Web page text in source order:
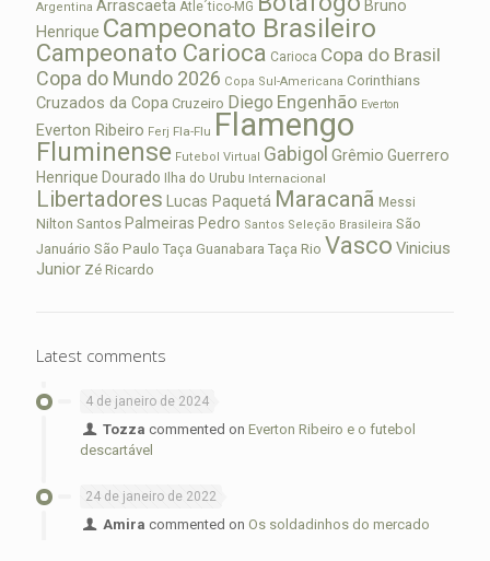
Argentina Arrascaeta Atle´tico-MG
Bruno
Henrique Campeonato Brasileiro
Campeonato Carioca Carioca Copa do Brasil
Copa do Mundo 2026 Copa Sul-Americana Corinthians
Cruzados da Copa Cruzeiro Diego Engenhão Everton
Everton Ribeiro Ferj Fla-Flu Flamengo
Fluminense Futebol Virtual Gabigol Grêmio Guerrero
Henrique Dourado Ilha do Urubu Internacional
Libertadores Lucas Paquetá Maracanã Messi
Nilton Santos Palmeiras Pedro Santos Seleção Brasileira São
Januário São Paulo Taça Guanabara Taça Rio Vasco Vinicius
Junior Zé Ricardo
Latest comments
4 de janeiro de 2024
Tozza commented onEverton Ribeiro e o futebol
descartável
24 de janeiro de 2022
Amira commented onOs soldadinhos do mercado